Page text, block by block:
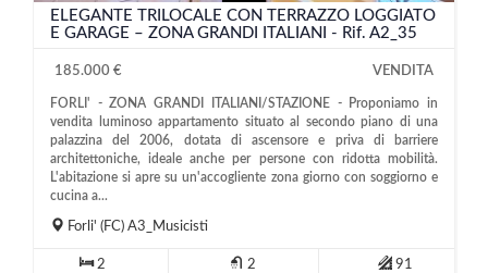
ELEGANTE TRILOCALE CON TERRAZZO LOGGIATO
E GARAGE – ZONA GRANDI ITALIANI - Rif. A2_35
185.000 € VENDITA
FORLI' - ZONA GRANDI ITALIANI/STAZIONE - Proponiamo in
vendita luminoso appartamento situato al secondo piano di una
palazzina del 2006, dotata di ascensore e priva di barriere
architettoniche, ideale anche per persone con ridotta mobilità.
L'abitazione si apre su un'accogliente zona giorno con soggiorno e
cucina a...
Forli' (FC) A3_Musicisti
2 2 91